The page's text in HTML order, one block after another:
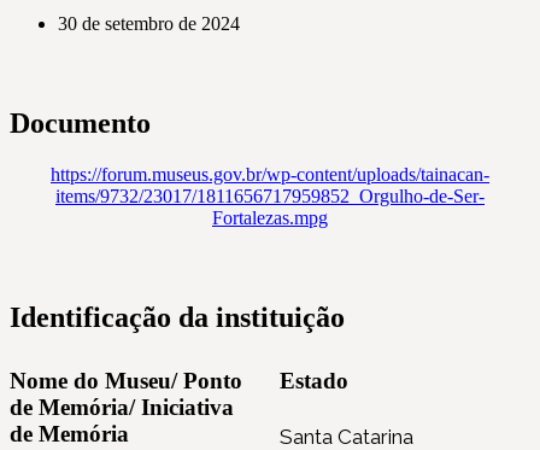
30 de setembro de 2024
Documento
https://forum.museus.gov.br/wp-content/uploads/tainacan-
items/9732/23017/1811656717959852_Orgulho-de-Ser-
Fortalezas.mpg
Identificação da instituição
Nome do Museu/ Ponto
de Memória/ Iniciativa
de Memória
Estado
Santa Catarina